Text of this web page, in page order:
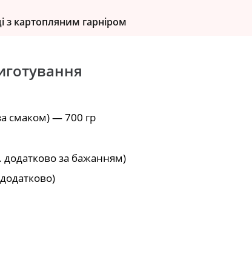
з картопляним гарніром
смаком) — 700 гр
за бажанням)